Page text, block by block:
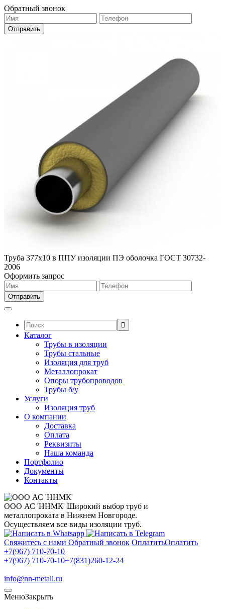
Обратный звонок
Труба 377х10 в ППУ изоляции ПЭ оболочка ГОСТ 30732-
2006
Оформить запрос
Поиск:
Каталог
Трубы в изоляции
Трубы стальные
Изоляция для труб
Металлопрокат
Опоры трубопроводов
Трубы б/у
Услуги
Изоляция труб
О компании
Доставка
Оплата
Реквизиты
Наша команда
Портфолио
Документы
Контакты
ООО АС 'ННМК' Широкий выбор труб и
металлопроката в Нижнем Новгороде.
Осуществляем все виды изоляции труб.
Свяжитесь с нами Обратный звонок ОплатитьОплатить
+7(967) 710-70-10
+7(967) 710-70-10+7(831)260-12-24
info@nn-metall.ru
МенюЗакрыть